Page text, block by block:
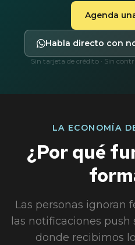
Agenda
Habla directo con
Sin tarjeta de crédito · Sin
LA ECONOMÍA
¿Por qué
Las personas ignoran
las notificaciones push
donde recibimos